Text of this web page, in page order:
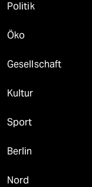
Politik
Öko
Gesellschaft
Kultur
Sport
Berlin
Nord